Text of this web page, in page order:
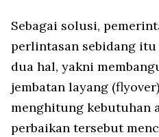
Sebagai solusi,
perlintasan sebidang
dua hal, yakni
jembatan layang
menghitung kebutuhan
perbaikan tersebut